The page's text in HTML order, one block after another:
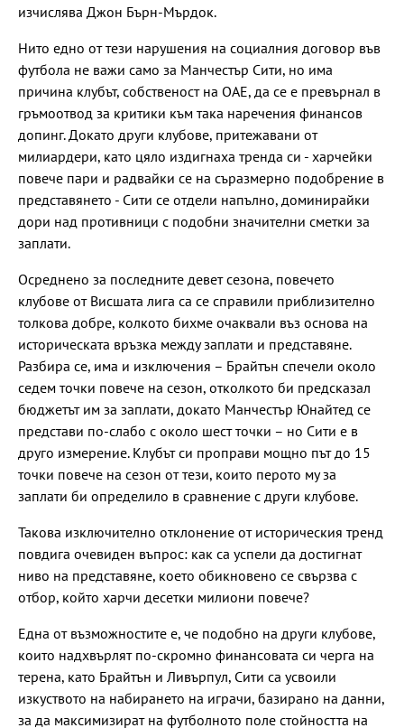
изчислява Джон Бърн-Мърдок.
Нито едно от тези нарушения на социалния договор във
футбола не важи само за Манчестър Сити, но има
причина клубът, собственост на ОАЕ, да се е превърнал в
гръмоотвод за критики към така наречения финансов
допинг. Докато други клубове, притежавани от
милиардери, като цяло издигнаха тренда си - харчейки
повече пари и радвайки се на съразмерно подобрение в
представянето - Сити се отдели напълно, доминирайки
дори над противници с подобни значителни сметки за
заплати.
Осреднено за последните девет сезона, повечето
клубове от Висшата лига са се справили приблизително
толкова добре, колкото бихме очаквали въз основа на
историческата връзка между заплати и представяне.
Разбира се, има и изключения – Брайтън спечели около
седем точки повече на сезон, отколкото би предсказал
бюджетът им за заплати, докато Манчестър Юнайтед се
представи по-слабо с около шест точки – но Сити е в
друго измерение. Клубът си проправи мощно път до 15
точки повече на сезон от тези, които перото му за
заплати би определило в сравнение с други клубове.
Такова изключително отклонение от историческия тренд
повдига очевиден въпрос: как са успели да достигнат
ниво на представяне, което обикновено се свързва с
отбор, който харчи десетки милиони повече?
Една от възможностите е, че подобно на други клубове,
които надхвърлят по-скромно финансовата си черга на
терена, като Брайтън и Ливърпул, Сити са усвоили
изкуството на набирането на играчи, базирано на данни,
за да максимизират на футболното поле стойността на